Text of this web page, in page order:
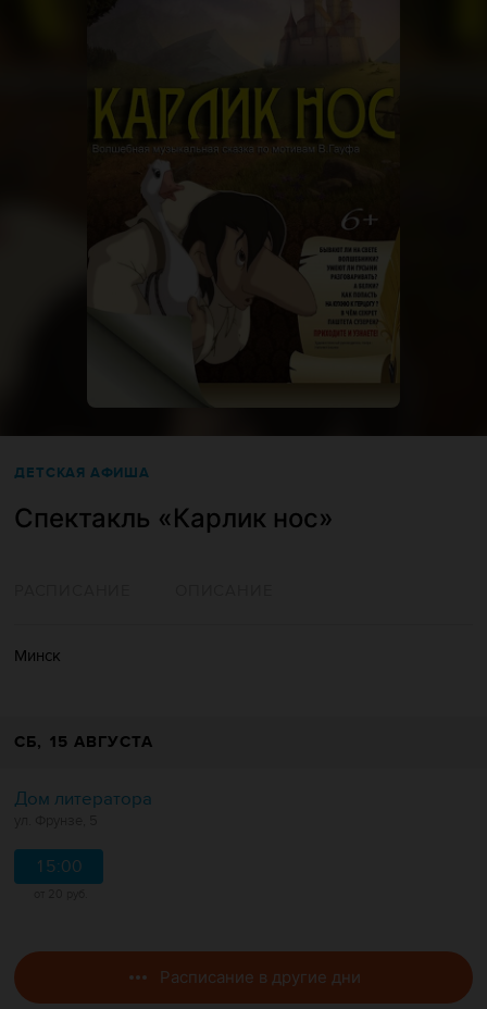
ДЕТСКАЯ АФИША
Спектакль «Карлик нос»
Минск
СБ, 15 АВГУСТА
Дом литератора
15:00
Расписание в другие дни